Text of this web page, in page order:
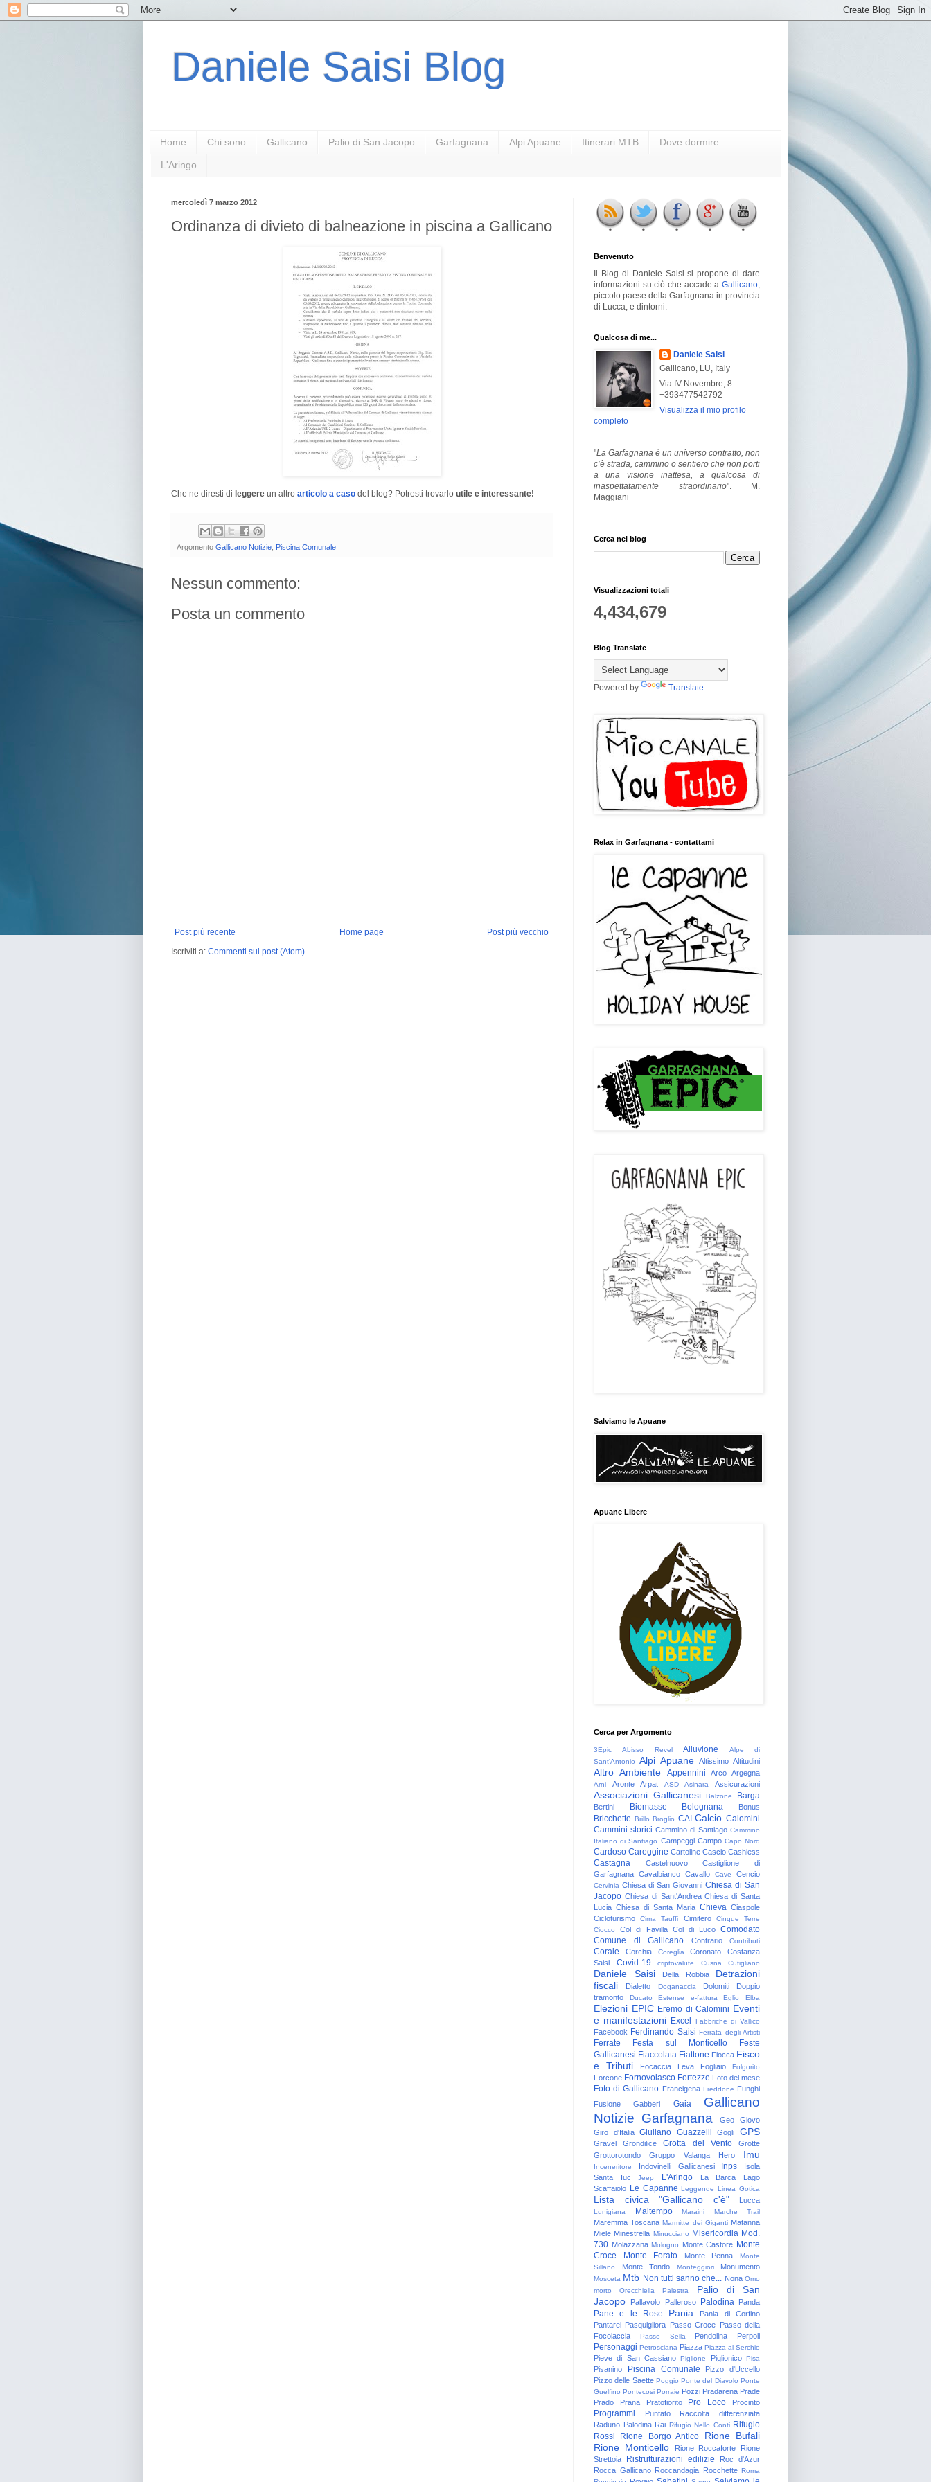
Daniele Saisi Blog
Home Chi sono Gallicano Palio di San Jacopo Garfagnana Alpi Apuane Itinerari MTB Dove dormire
L'Aringo
mercoledì 7 marzo 2012
Ordinanza di divieto di balneazione in piscina a Gallicano
Che ne diresti di leggere un altro articolo a caso del blog? Potresti trovarlo utile e interessante!
Argomento Gallicano Notizie Piscina Comunale
Nessun commento:
Posta un commento
Post più recente Post più vecchio
Home page
Iscriviti a: Commenti sul post (Atom)
Benvenuto
Il Blog di Daniele Saisi si propone di dare
informazioni su ciò che accade a Gallicano
piccolo paese della Garfagnana in provincia
di Lucca, e dintorni.
Qualcosa di me...
Daniele Saisi
Gallicano, LU, Italy
Via IV Novembre, 8
+393477542792
Visualizza il mio profilo
completo
"La Garfagnana è un universo contratto, non
c’è strada, cammino o sentiero che non porti
a una visione inattesa, a qualcosa di
inaspettatamente straordinario". M.
Maggiani
Cerca nel blog
Visualizzazioni totali
4,434,679
Blog Translate
Powered by Translate
Relax in Garfagnana - contattami
Salviamo le Apuane
Apuane Libere
Cerca per Argomento
3Epic Abisso Revel Alluvione
Alpe di
Sant'Antonio
Alpi Apuane Altissimo Altitudini
Altro Ambiente Appennini Arco Argegna
Arni Aronte Arpat ASD Asinara Assicurazioni
Associazioni Gallicanesi Balzone Barga
Bertini Biomasse Bolognana Bonus
Bricchette Brillo Broglio CAI Calcio Calomini
Cammini storici Cammino di Santiago Cammino
Italiano di Santiago Campeggi Campo Capo Nord
Cardoso Careggine Cartoline Cascio Cashless
Castagna Castelnuovo
Castiglione di
Garfagnana Cavalbianco Cavallo Cave Cencio
Cervinia Chiesa di San Giovanni Chiesa di San
Jacopo Chiesa di Sant'Andrea Chiesa di Santa
Lucia Chiesa di Santa Maria Chieva Ciaspole
Cicloturismo
Cima Tauffi Cimitero
Cinque Terre
Ciocco
Col di Favilla Col di Luco Comodato
Comune di Gallicano
Contrario Contributi
Corale Corchia Coreglia Coronato
Costanza
Saisi
Covid-19 criptovalute Cusna Cutigliano
Daniele Saisi Della Robbia
Detrazioni
fiscali
Dialetto Doganaccia Dolomiti
Doppio
tramonto
Ducato Estense e-fattura Eglio Elba
Elezioni EPIC Eremo di Calomini Eventi
e manifestazioni Excel Fabbriche di Vallico
Facebook Ferdinando Saisi Ferrata degli Artisti
Ferrate Festa sul Monticello
Feste
Gallicanesi Fiaccolata Fiattone Fiocca Fisco
e Tributi
Focaccia Leva Fogliaio Folgorito
Forcone Fornovolasco Fortezze Foto del mese
Foto di Gallicano Francigena Freddone Funghi
Fusione
Gabberi Gaia
Gallicano
Notizie Garfagnana Geo
Giovo
Giro d'Italia
Giuliano Guazzelli Gogli GPS
Gravel Grondilice Grotta del Vento
Grotte
Grottorotondo
Gruppo Valanga Hero Imu
Inceneritore Indovinelli Gallicanesi Inps
Isola
Santa
Iuc Jeep L'Aringo La Barca
Lago
Scaffaiolo Le Capanne Leggende Linea Gotica
Lista civica "Gallicano c'è" Lucca
Lunigiana Maltempo Maraini Marche Trail
Maremma Toscana Marmitte dei Giganti Matanna
Miele Minestrella Minucciano Misericordia Mod.
730 Molazzana Mologno Monte Castore Monte
Croce
Monte Forato Monte Penna
Monte
Sillano
Monte Tondo Monteggiori Monumento
Mosceta Mtb Non tutti sanno che... Nona Omo
morto
Orecchiella Palestra
Palio di San
Jacopo
Pallavolo Palleroso Palodina Panda
Pane e le Rose Pania
Pania di Corfino
Pantarei Pasquigliora Passo Croce Passo della
Focolaccia
Passo Sella Pendolina Perpoli
Personaggi Petrosciana Piazza Piazza al Serchio
Pieve di San Cassiano Piglione Piglionico Pisa
Pisanino Piscina Comunale
Pizzo d'Uccello
Pizzo delle Saette Poggio Ponte del Diavolo Ponte
Guelfino Pontecosi Porraie Pozzi Pradarena Prade
Prado
Prana Pratofiorito Pro Loco Procinto
Programmi Puntato
Raccolta differenziata
Raduno Palodina Rai Rifugio Nello Conti Rifugio
Rossi
Rione Borgo Antico
Rione Bufali
Rione Monticello
Rione Roccaforte
Rione
Strettoia
Ristrutturazioni edilizie
Roc d'Azur
Rocca Gallicano Roccandagia Rocchette Roma